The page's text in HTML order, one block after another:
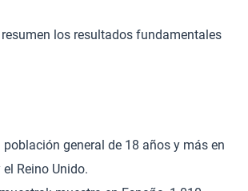
los resultados fundamentales
población general de 18 años y más en
el Reino Unido.